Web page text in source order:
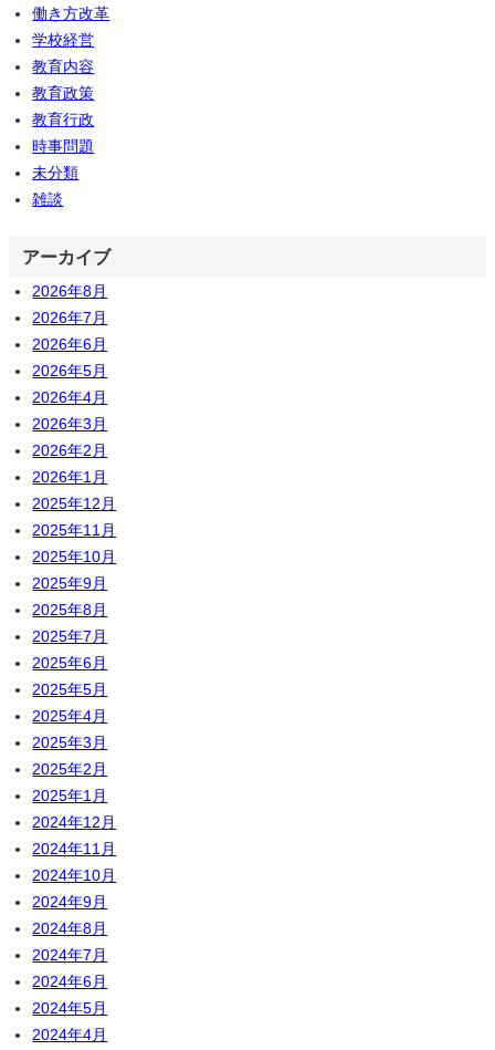
働き方改革
学校経営
教育内容
教育政策
教育行政
時事問題
未分類
雑談
アーカイブ
2026年8月
2026年7月
2026年6月
2026年5月
2026年4月
2026年3月
2026年2月
2026年1月
2025年12月
2025年11月
2025年10月
2025年9月
2025年8月
2025年7月
2025年6月
2025年5月
2025年4月
2025年3月
2025年2月
2025年1月
2024年12月
2024年11月
2024年10月
2024年9月
2024年8月
2024年7月
2024年6月
2024年5月
2024年4月